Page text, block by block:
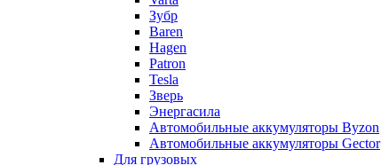
Зубр
Baren
Hagen
Patron
Tesla
Зверь
Энергасила
Автомобильные аккумуляторы Byzon
Автомобильные аккумуляторы Gector
Для грузовых